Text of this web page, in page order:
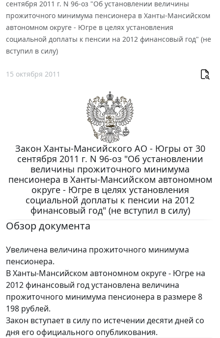
сентября 2011 г. N 96-оз "Об установлении величины
прожиточного минимума пенсионера в Ханты-Мансийском
автономном округе - Югре в целях установления
социальной доплаты к пенсии на 2012 финансовый год" (не
вступил в силу)
15 октября 2011
Закон Ханты-Мансийского АО - Югры от 30
сентября 2011 г. N 96-оз "Об установлении
величины прожиточного минимума
пенсионера в Ханты-Мансийском автономном
округе - Югре в целях установления
социальной доплаты к пенсии на 2012
финансовый год" (не вступил в силу)
Обзор документа
Увеличена величина прожиточного минимума
пенсионера.
В Ханты-Мансийском автономном округе - Югре на
2012 финансовый год установлена величина
прожиточного минимума пенсионера в размере 8
198 рублей.
Закон вступает в силу по истечении десяти дней со
дня его официального опубликования.